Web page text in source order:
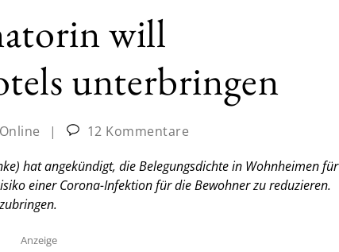
will
unterbringen
|
12 Kommentare
hat angekündigt, die Belegungsdichte in Wohnheimen für
einer Corona-Infektion für die Bewohner zu reduzieren.
Anzeige